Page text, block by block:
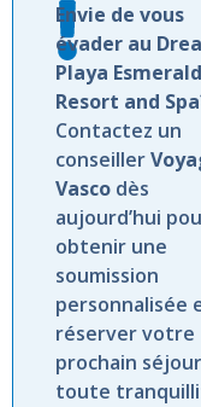
Envie de vous
évader au
Playa
Resort and
Contactez un
conseiller
Vascodès
aujourd’hui
obtenir une
soumission
personnalisée
réserver votre
prochain
toute